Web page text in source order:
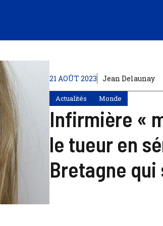
21 AOÛT 2023 Jean Delaunay
Actualités Monde
Infirmière «
le tueur en
Bretagne qui